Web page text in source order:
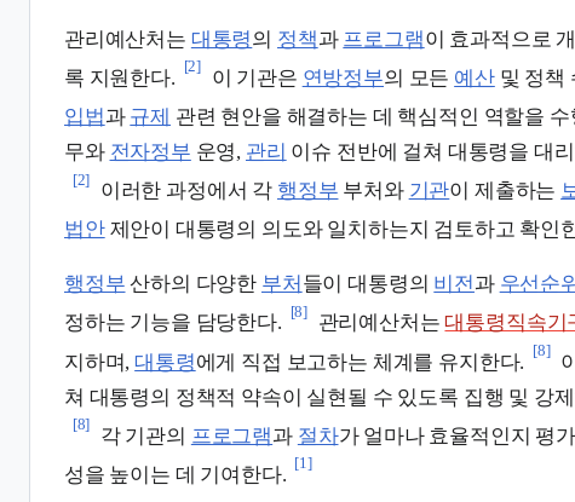
관리예산처는 대통령의 정책과 프로그램이 효과적으로
록 지원한다.
[2]
이 기관은 연방정부의 모든 예산및 정책
입법과 규제 관련 현안을 해결하는 데 핵심적인 역할을 수
무와 전자정부 운영, 관리 이슈 전반에 걸쳐 대통령을 대
[2]
이러한 과정에서 각 행정부 부처와 기관이 제출하는
법안제안이 대통령의 의도와 일치하는지 검토하고 확인
행정부 산하의 다양한 부처 들이 대통령의 비전과 우선순위
정하는 기능을 담당한다.
[8]
관리예산처는대통령직속기
지하며,대통령에게 직접 보고하는 체계를 유지한다.
[8]
쳐 대통령의 정책적 약속이 실현될 수 있도록 집행 및 강
[8]
각 기관의 프로그램과 절차가 얼마나 효율적인지 평
성을 높이는 데 기여한다.
[1]